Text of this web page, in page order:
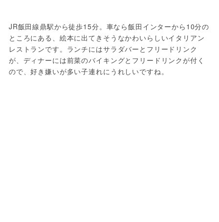
JR飯田線鼎駅から徒歩15分。車なら飯田インターから10分の
ところにある、絵本に出てきそうなかわいらしいイタリアン
レストランです。ランチにはサラダバーとフリードリンク
が、ディナーには前菜のバイキングとフリードリンクが付く
ので、好き嫌いが多い子連れにうれしいですね。